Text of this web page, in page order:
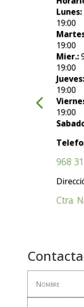
Lunes:
19:00
19:00
Mier.:
19:00
Jueves:
19:00
19:00
968
Ctra.